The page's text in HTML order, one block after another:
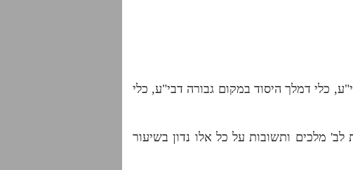
כלי דמלך היסוד במקום גבורה דבי"ע, כלי
מלכים ותשובות על כל אלו נדון בשיעור